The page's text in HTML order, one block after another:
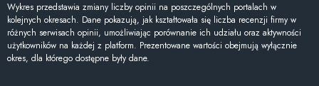
Wykres przedstawia zmiany liczby opinii na poszczególnych portalach w
kolejnych okresach. Dane pokazują, jak kształtowała się liczba recenzji firmy w
różnych serwisach opinii, umożliwiając porównanie ich udziału oraz aktywności
użytkowników na każdej z platform. Prezentowane wartości obejmują wyłącznie
okres, dla którego dostępne były dane.